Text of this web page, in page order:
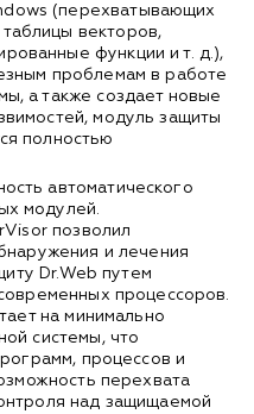
(перехватывающих
векторов,
функции и т. д.),
проблемам в работе
а также создает новые
модуль защиты
полностью
автоматического
модулей.
позволил
и лечения
Dr.Web путем
процессоров.
на минимально
системы, что
процессов и
перехвата
над защищаемой